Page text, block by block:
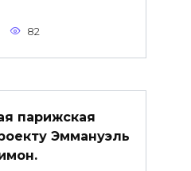
82
парижская
Эммануэль